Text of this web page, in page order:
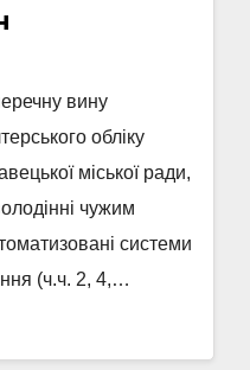
вину
обліку
міської ради,
чужим
системи
(ч.ч. 2, 4,…